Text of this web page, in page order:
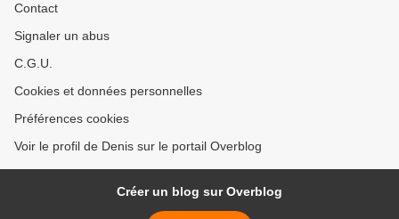
Contact
Signaler un abus
C.G.U.
Cookies et données personnelles
Préférences cookies
Voir le profil de Denis sur le portail Overblog
Créer un blog sur Overblog